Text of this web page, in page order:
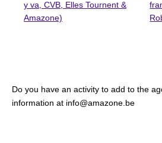
y va, CVB, Elles Tournent &
Amazone)
Do you have an activity to add to the
information at info@amazone.be